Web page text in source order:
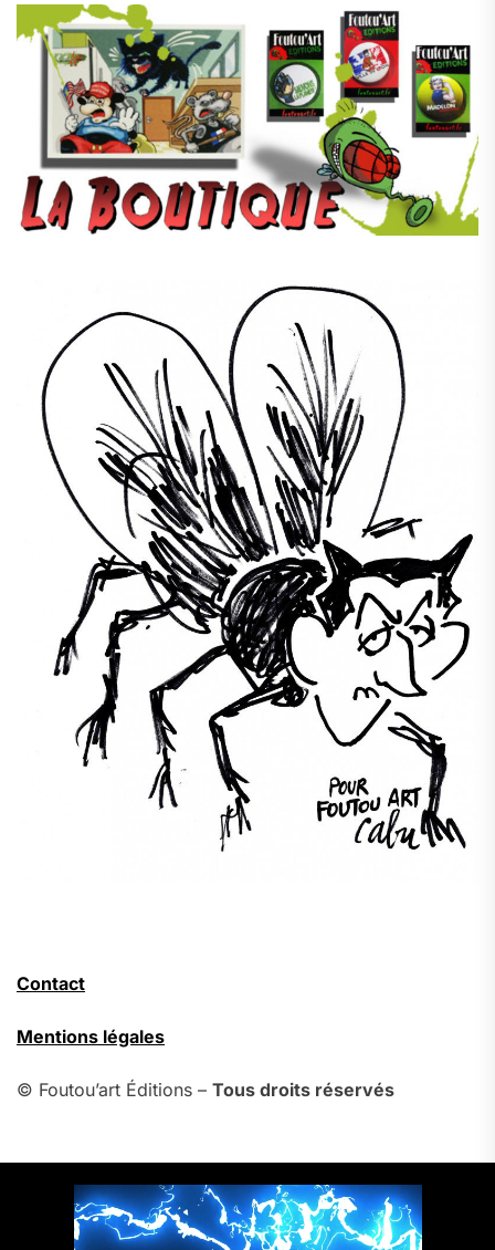
Contact
Mentions légales
© Foutou’art Éditions – Tous droits réservés